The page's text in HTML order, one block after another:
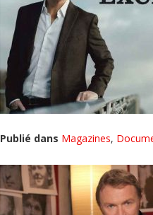
Publié dans Magazines,